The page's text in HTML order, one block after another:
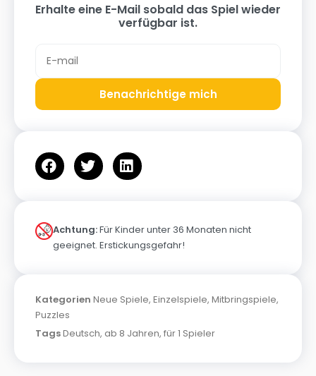
Erhalte eine E-Mail sobald das Spiel wieder
verfügbar ist.
Benachrichtige mich
Achtung:Für Kinder unter 36 Monaten nicht
geeignet. Erstickungsgefahr!
Kategorien Neue Spiele, Einzelspiele, Mitbringspiele,
Puzzles
TagsDeutsch, ab 8 Jahren, für 1 Spieler